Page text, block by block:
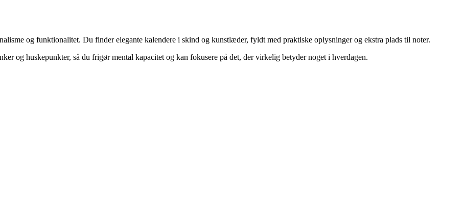
og funktionalitet. Du finder elegante kalendere i skind og kunstlæder, fyldt med praktiske oplysninger og ekstra plads til noter.
og huskepunkter, så du frigør mental kapacitet og kan fokusere på det, der virkelig betyder noget i hverdagen.